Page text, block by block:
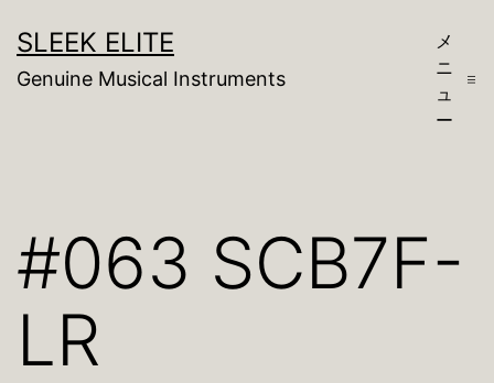
ン
テ
キ
SLEEK ELITE
Genuine Musical Instruments
メ
ニ
ュ
ー
#063 SCB7F-
LR